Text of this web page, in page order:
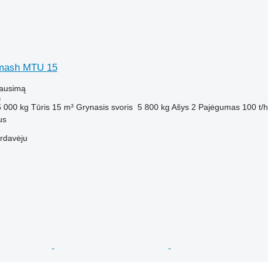
MTU 15
000 kg Tūris 15 m³ Grynasis svoris 5 800 kg Ašys 2 Pajėgumas 100 t/h